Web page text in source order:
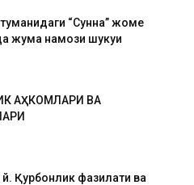
“Сунна” жоме
жума намози шукуҳи
АҲКОМЛАРИ ВА
й. Қурбонлик фазилати ва